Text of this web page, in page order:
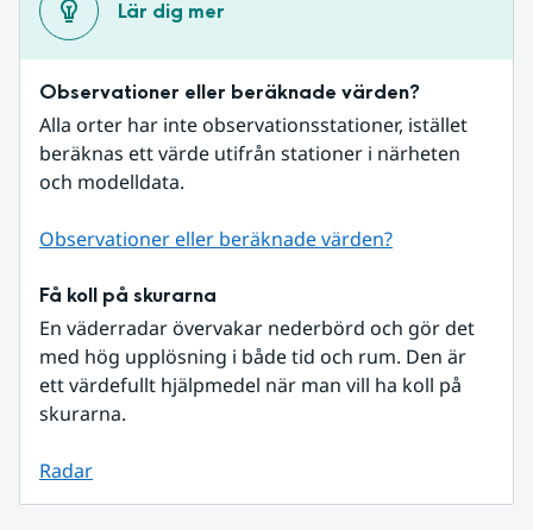
Lär dig mer
Observationer eller beräknade värden?
Alla orter har inte observationsstationer, istället
beräknas ett värde utifrån stationer i närheten
och modelldata.
Observationer eller beräknade värden?
Få koll på skurarna
En väderradar övervakar nederbörd och gör det
med hög upplösning i både tid och rum. Den är
ett värdefullt hjälpmedel när man vill ha koll på
skurarna.
Radar